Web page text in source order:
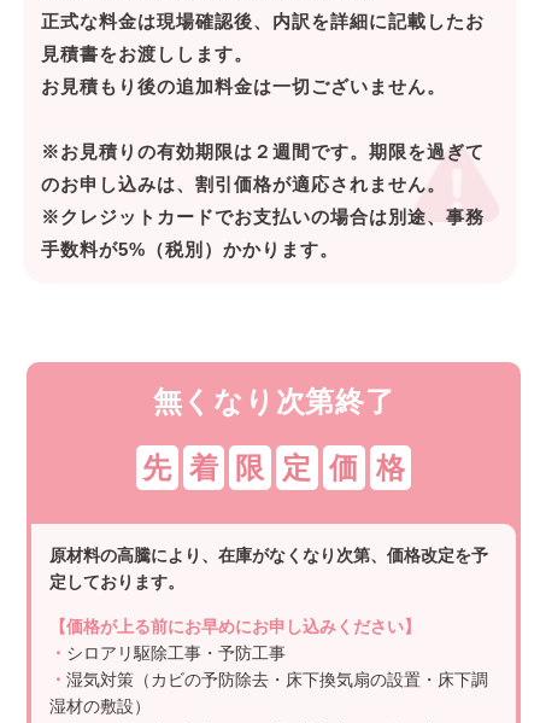
正式な料金は現場確認後、内訳を詳細に記載したお
見積書をお渡しします。
お見積もり後の追加料金は一切ございません。
※お見積りの有効期限は２週間です。期限を過ぎて
のお申し込みは、割引価格が適応されません。
※クレジットカードでお支払いの場合は別途、事務
手数料が5%（税別）かかります。
無くなり次第終了
先 着 限 定 価 格
原材料の高騰により、在庫がなくなり次第、価格改定を予
定しております。
【価格が上る前にお早めにお申し込みください】
・ シロアリ駆除工事・予防工事
・湿気対策（カビの予防除去・床下換気扇の設置・床下調
湿材の敷設）